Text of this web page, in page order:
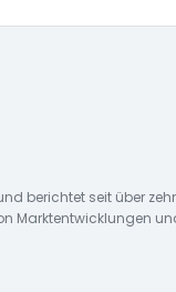
berichtet seit über
Marktentwicklungen